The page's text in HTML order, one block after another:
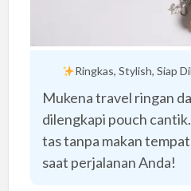
Ringkas, Stylish, Siap
Mukena travel ringan
dilengkapi pouch
tas tanpa makan
saat perjalanan Anda!